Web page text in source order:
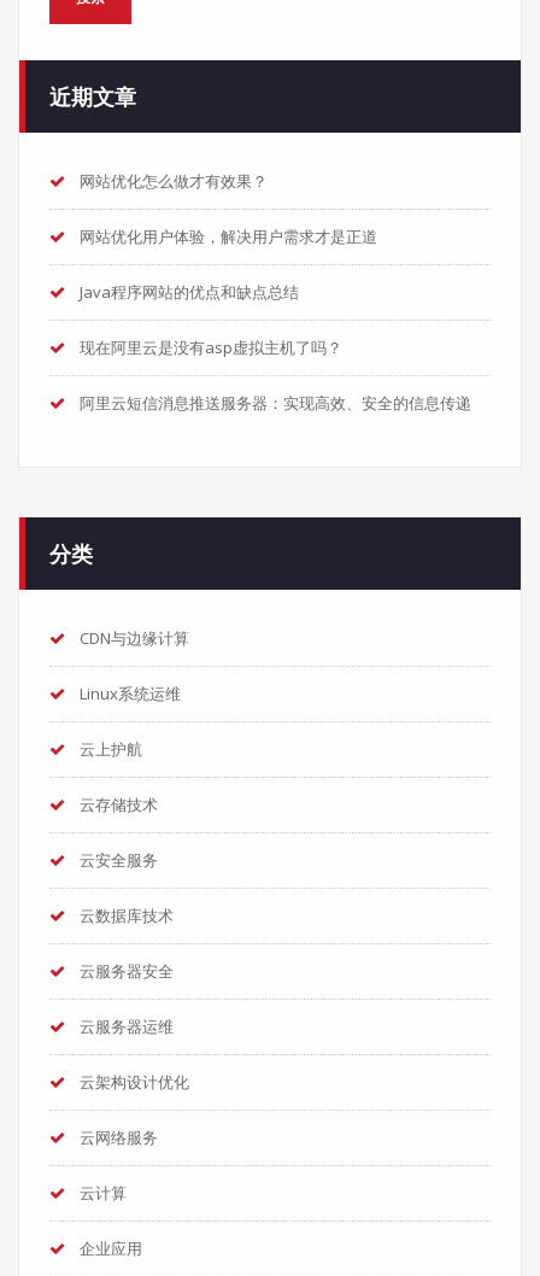
近期文章
网站优化怎么做才有效果？
网站优化用户体验，解决用户需求才是正道
Java程序网站的优点和缺点总结
现在阿里云是没有asp虚拟主机了吗？
阿里云短信消息推送服务器：实现高效、安全的信息传递
分类
CDN与边缘计算
Linux系统运维
云上护航
云存储技术
云安全服务
云数据库技术
云服务器安全
云服务器运维
云架构设计优化
云网络服务
云计算
企业应用